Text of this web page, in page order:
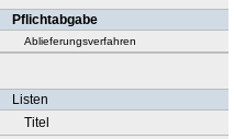
Pflichtabgabe
Ablieferungsverfahren
Listen
Titel